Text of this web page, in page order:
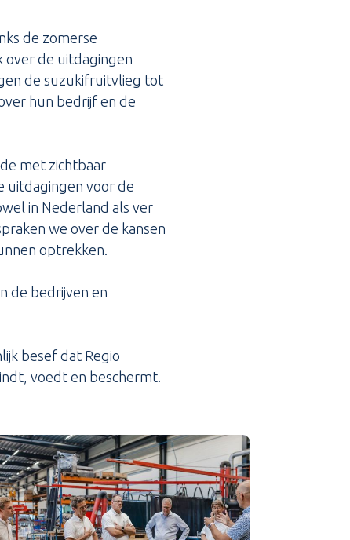
de zomerse
over de uitdagingen
de suzukifruitvlieg tot
hun bedrijf en de
met zichtbaar
uitdagingen voor de
in Nederland als ver
we over de kansen
optrekken.
de bedrijven en
besef dat Regio
voedt en beschermt.